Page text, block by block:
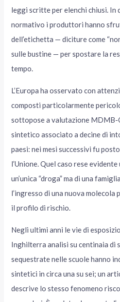
leggi scritte per elenchi chiusi. In
normativo i produttori hanno
dell’etichetta — diciture come
sulle bustine — per spostare la
tempo.
L’Europa ha osservato con
composti particolarmente
sottopose a valutazione MDMB-
sintetico associato a decine di
paesi: nei mesi successivi fu
l’Unione. Quel caso rese
un’unica “droga” ma di una
l’ingresso di una nuova molecola
il profilo di rischio.
Negli ultimi anni le vie di
Inghilterra analisi su centinaia
sequestrate nelle scuole hanno
sintetici in circa una su sei; un
descrive lo stesso fenomeno